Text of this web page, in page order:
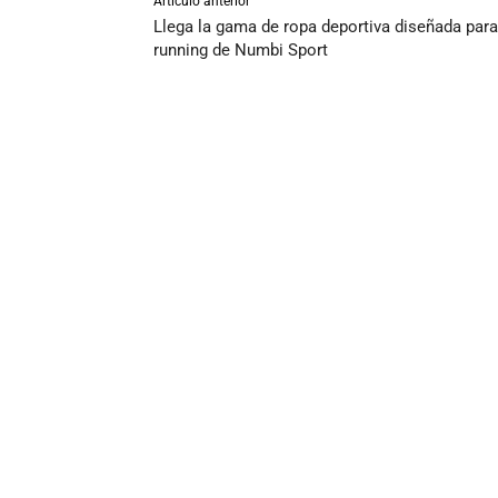
Llega la gama de ropa deportiva diseñada
running de Numbi Sport